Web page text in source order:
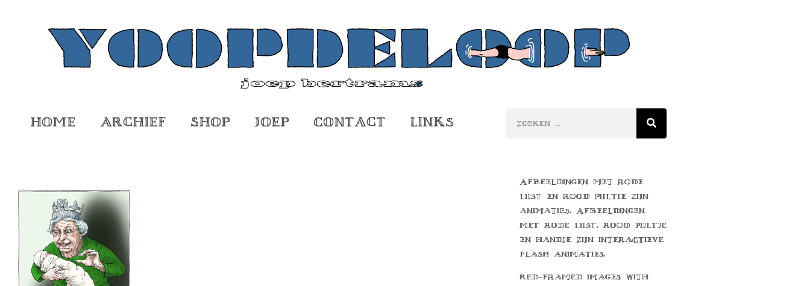
Home Archief Shop Joep Contact Links
Afbeeldingen met rode
lijst en rood pijltje zijn
animaties. Afbeeldingen
met rode lijst, rood pijltje
en handje zijn interactieve
flash animaties.
Red-framed images with